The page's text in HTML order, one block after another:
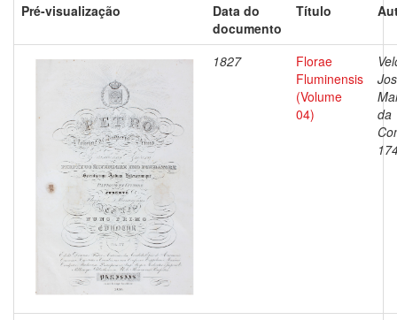
Pré-visualização
Data do
documento
Título
1827
Florae
Fluminensis
(Volume
04)
da